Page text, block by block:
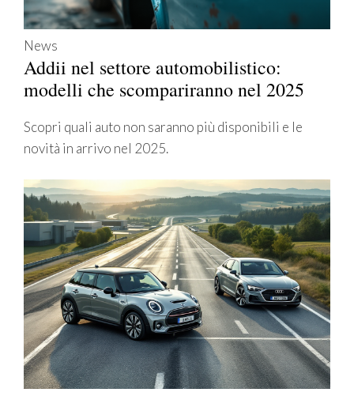
News
Addii nel settore automobilistico:
modelli che scompariranno nel 2025
Scopri quali auto non saranno più disponibili e le
novità in arrivo nel 2025.